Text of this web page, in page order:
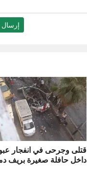
قتلى وجرحى في انفجار
داخل حافلة صغيرة بريف